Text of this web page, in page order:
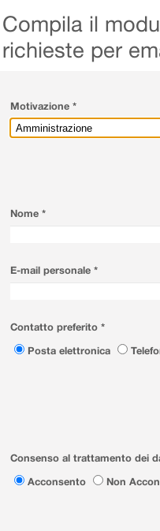
Compila il
richieste per
Motivazione *
Nome *
E-mail personale *
Contatto preferito *
Posta elettronica
Consenso al trattamento dei
Acconsento
Non